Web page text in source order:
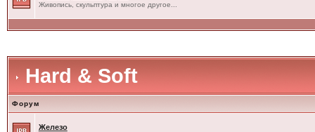
Живопись, скульптура и многое другое...
Hard & Soft
Форум
Железо